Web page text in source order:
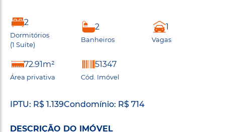
2
Dormitórios
(1 Suíte)
2
Banheiros
1
Vagas
72.91m²
Área privativa
51347
Cód. Imóvel
IPTU: R$ 1.139Condomínio: R$ 714
DESCRIÇÃO DO IMÓVEL